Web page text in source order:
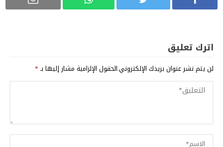
اترك تعليق
لن يتم نشر عنوان بريدك الإلكتروني.الحقول الإلزامية مشار إليها بـ*